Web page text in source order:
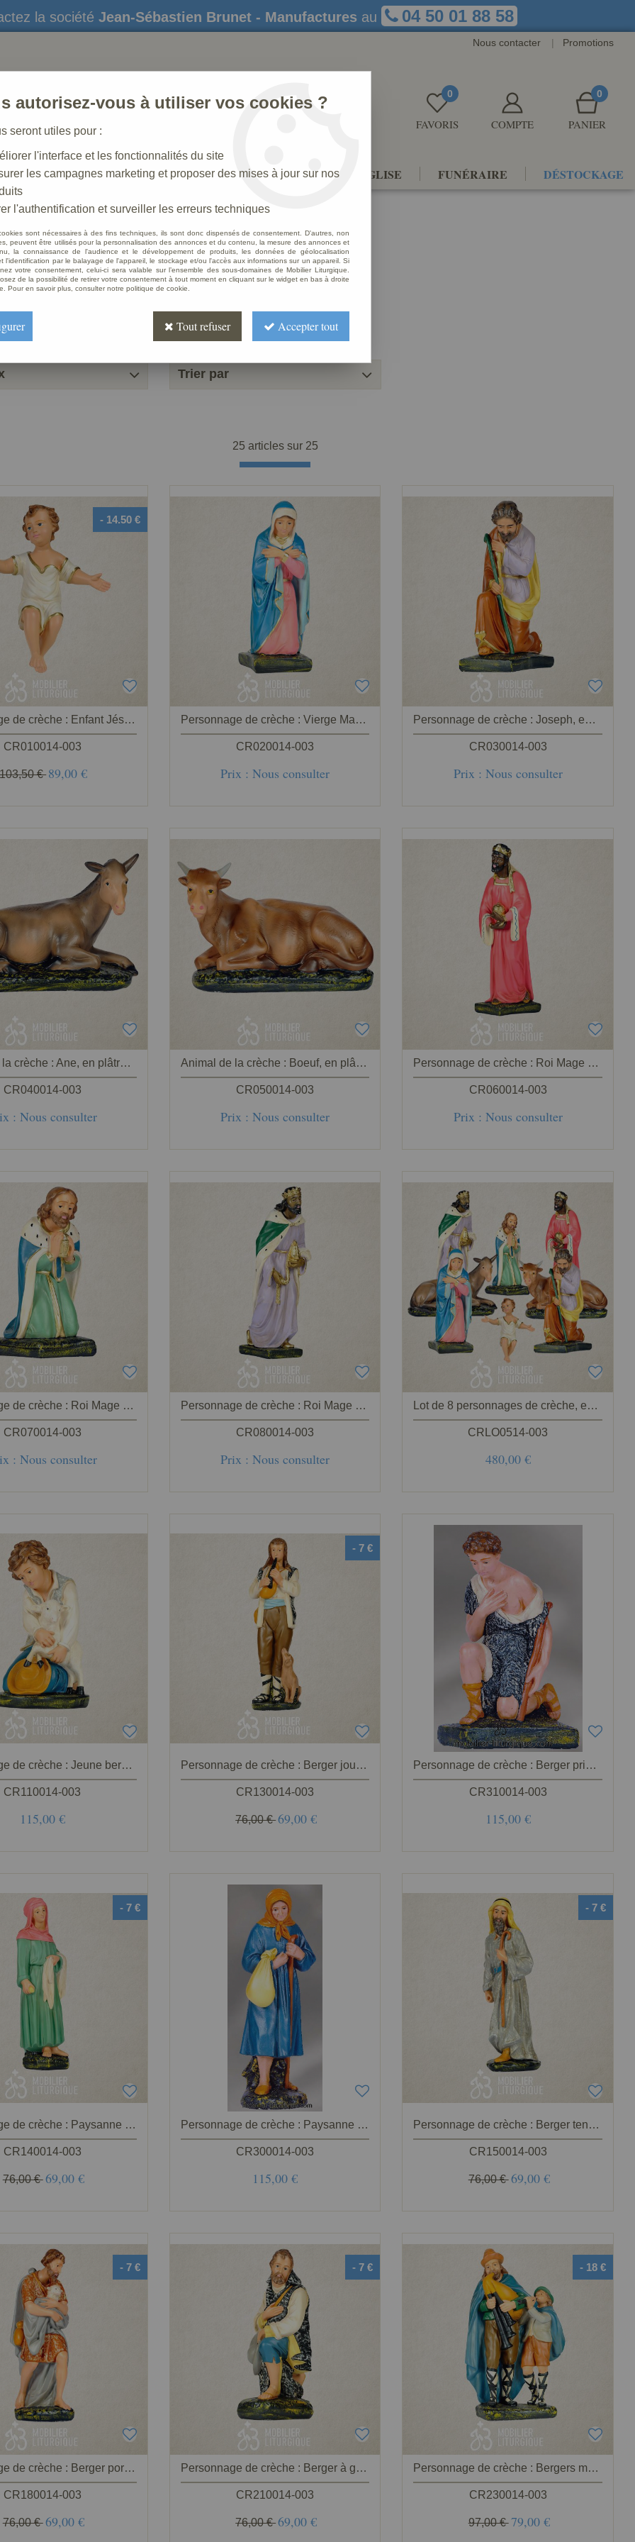
la société Jean-Sébastien Brunet - Manufactures au 04 50 01 88 58
Nous contacter | Promotions
0
FAVORIS COMPTE
0
PANIER
STATUES CRÈCHES DE NOËL AMÉNAGEMENTS D'ÉGLISE FUNÉRAIRE DÉSTOCKAGE
N° 14 _40 CM
Crèche N° 14 _40 CM
Crèche 40 cm
Trier par
25 articles sur 25
- 14.50 €
Personnage de crèche : Enfant Jésus, en plâtre coloré
CR010014-003
103,50 € 89,00 €
Personnage de crèche : Vierge Marie, en plâtre coloré
CR020014-003
Prix : Nous consulter
Personnage de crèche : Joseph, en plâtre coloré
CR030014-003
Prix : Nous consulter
Animal de la crèche : Ane, en plâtre coloré
CR040014-003
: Nous consulter
Animal de la crèche : Boeuf, en plâtre coloré
CR050014-003
Prix : Nous consulter
Personnage de crèche : Roi Mage Balthazar, en plâtre coloré
CR060014-003
Prix : Nous consulter
Personnage de crèche : Roi Mage Melchior, en plâtre coloré
CR070014-003
: Nous consulter
Personnage de crèche : Roi Mage Gaspard, en plâtre coloré
CR080014-003
Prix : Nous consulter
Lot de 8 personnages de crèche, en plâtre coloré
CRLO0514-003
480,00 €
Personnage de crèche : Jeune berger avec un agneau, en plâtre coloré
CR110014-003
115,00 €
- 7 €
Personnage de crèche : Berger jouant de la flûte, en plâtre coloré
CR130014-003
76,00 €69,00 €
Personnage de crèche : Berger priant, en plâtre coloré
CR310014-003
115,00 €
- 7 €
Personnage de crèche : Paysanne avec du linge, en plâtre coloré
CR140014-003
76,00 €69,00 €
Personnage de crèche : Paysanne avec son sac, en plâtre coloré
CR300014-003
115,00 €
- 7 €
Personnage de crèche : Berger tenant une canne, en plâtre coloré
CR150014-003
76,00 €69,00 €
- 7 €
Personnage de crèche : Berger portant un mouton, en plâtre coloré
CR180014-003
76,00 €69,00 €
- 7 €
Personnage de crèche : Berger à genoux, en plâtre coloré
CR210014-003
76,00 €69,00 €
- 18 €
Personnage de crèche : Bergers musiciens, en plâtre coloré
CR230014-003
97,00 €79,00 €
autorisez-vous à utiliser vos cookies ?
seront utiles pour :
l'interface et les fonctionnalités du site
les campagnes marketing et proposer des mises à jour sur nos
l'authentification et surveiller les erreurs techniques
sont nécessaires à des fins techniques, ils sont donc dispensés de consentement. D'autres, non
peuvent être utilisés pour la personnalisation des annonces et du contenu, la mesure des annonces et
la connaissance de l'audience et le développement de produits, les données de géolocalisation
l'identification par le balayage de l'appareil, le stockage et/ou l'accès aux informations sur un appareil. Si
votre consentement, celui-ci sera valable sur l’ensemble des sous-domaines de Mobilier Liturgique.
de la possibilité de retirer votre consentement à tout moment en cliquant sur le widget en bas à droite
Pour en savoir plus, consulter notre politique de cookie.
Tout refuser Accepter tout